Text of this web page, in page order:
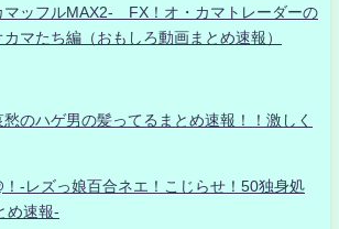
マッフルMAX2- FX！オ・カマトレーダーの
マたち編（おもしろ動画まとめ速報）
のハゲ男の髪ってるまとめ速報！！激しく
！-レズっ娘百合ネエ！こじらせ！50独身処
め速報-